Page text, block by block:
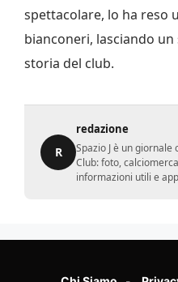
spettacolare, lo ha reso
bianconeri, lasciando
storia del club.
R
redazione
Spazio J è un giornale
Club: foto,
informazioni utili e